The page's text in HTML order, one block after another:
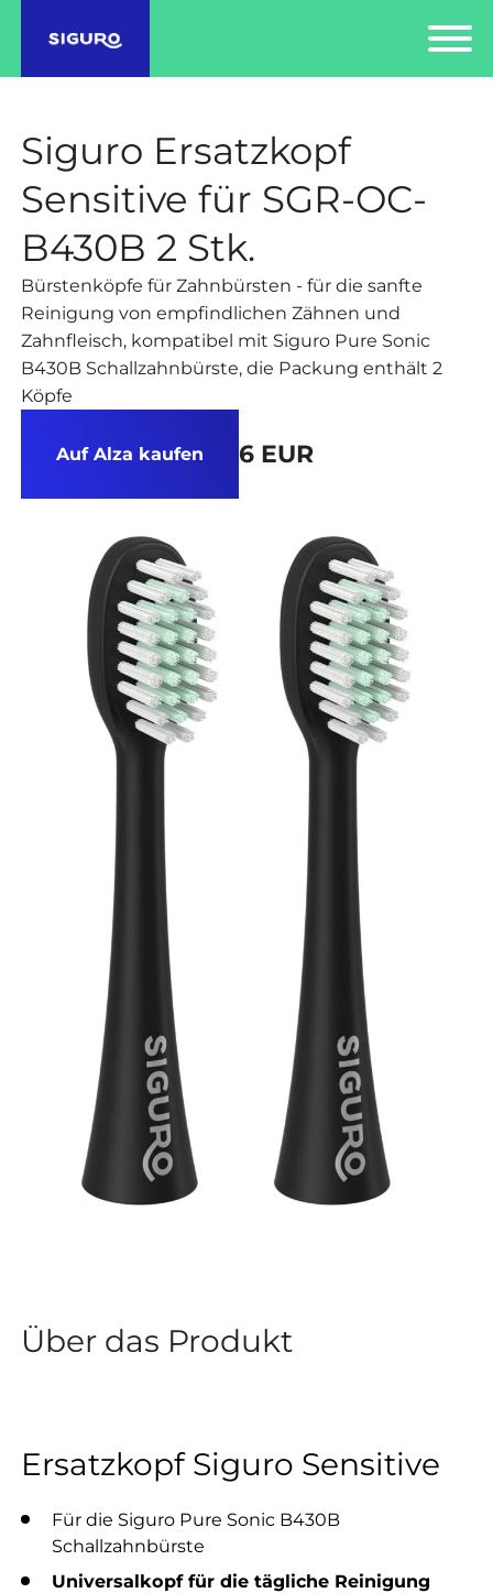
Siguro Ersatzkopf
Sensitive für SGR-OC-
B430B 2 Stk.
Bürstenköpfe für Zahnbürsten - für die sanfte
Reinigung von empfindlichen Zähnen und
Zahnfleisch, kompatibel mit Siguro Pure Sonic
B430B Schallzahnbürste, die Packung enthält 2
Köpfe
Auf Alza kaufen 6 EUR
Über das Produkt
Ersatzkopf Siguro Sensitive
Für die Siguro Pure Sonic B430B
Schallzahnbürste
Universalkopf für die tägliche Reinigung